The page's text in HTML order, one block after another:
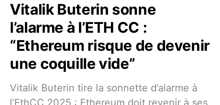
Vitalik Buterin sonne
l’alarme à l’ETH CC :
“Ethereum risque de devenir
une coquille vide”
Vitalik Buterin tire la sonnette d’alarme à
l’EthCC 2025 : Ethereum doit revenir à ses